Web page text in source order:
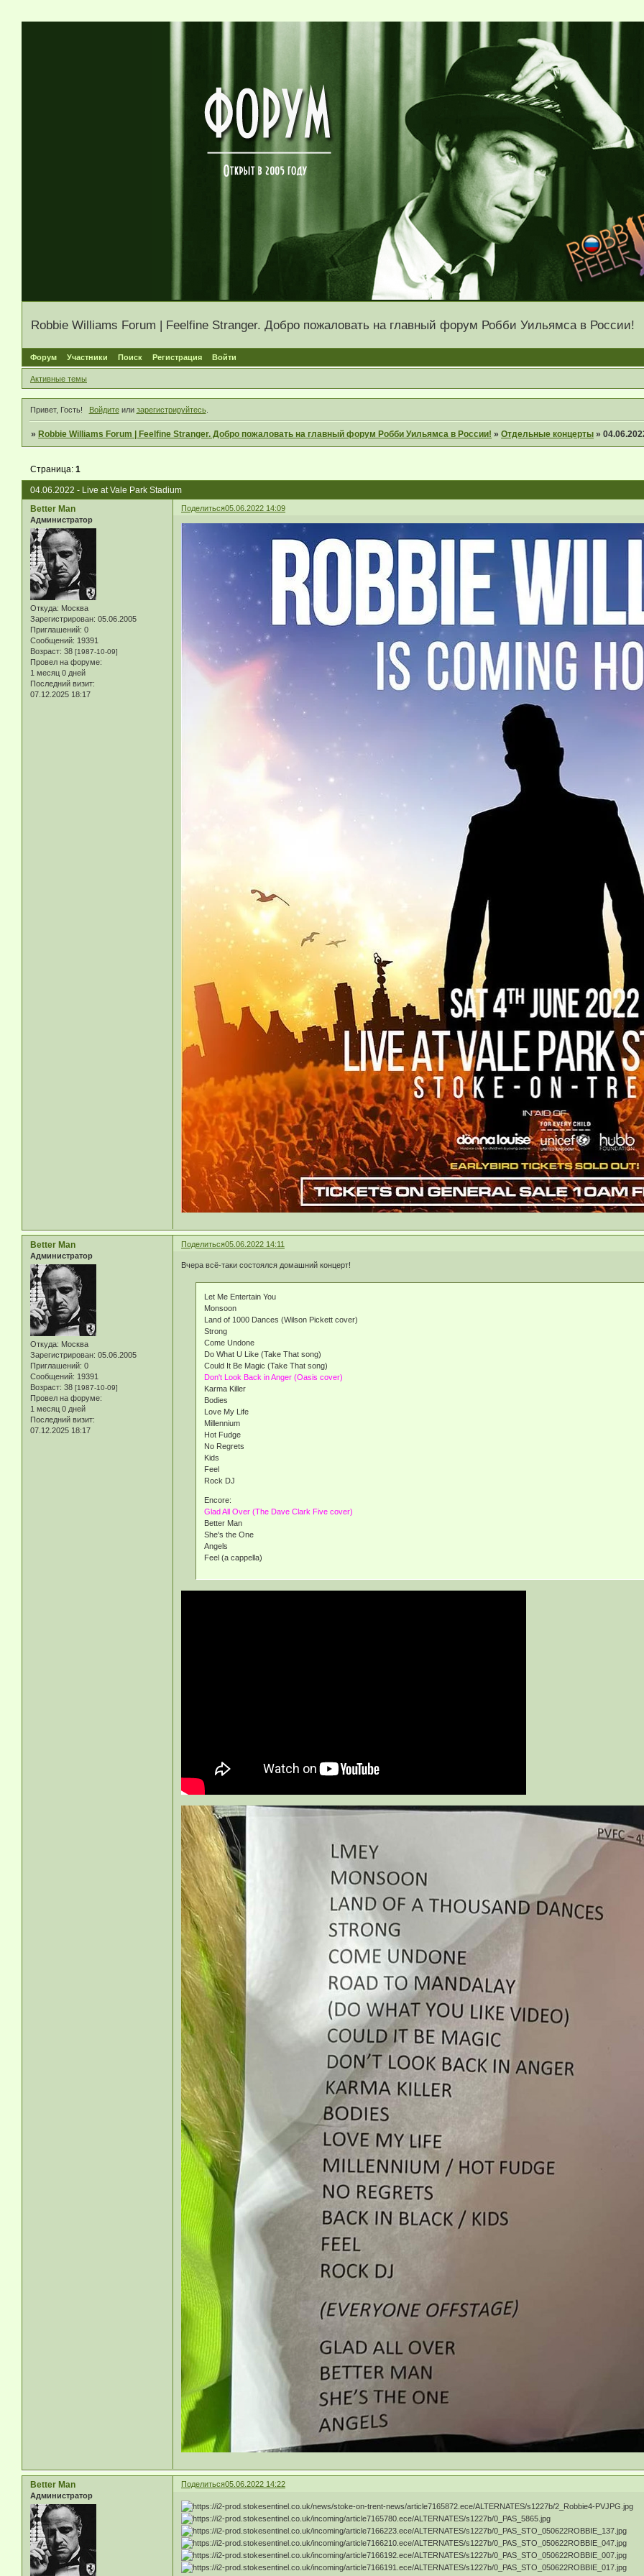
Robbie Williams Forum | Feelfine Stranger. Добро пожаловать на главный форум Робби Уильямса в России!
Форум Участники Поиск Регистрация Войти
Активные темы
Привет, Гость! Войдитеили зарегистрируйтесь.
» Robbie Williams Forum | Feelfine Stranger. Добро пожаловать на главный форум Робби Уильямса в России! »Отдельные концерты »
04.06.2022 - Live at Vale Park Stadium
Страница:1
Поделиться05.06.2022 14:09
Better Man
Администратор
Откуда: Москва
Зарегистрирован: 05.06.2005
Приглашений: 0
Сообщений: 19391
Возраст: 38 [1987-10-09]
Провел на форуме:
1 месяц 0 дней
Последний визит:
07.12.2025 18:17
Поделиться05.06.2022 14:11
Better Man
Администратор
Откуда: Москва
Зарегистрирован: 05.06.2005
Приглашений: 0
Сообщений: 19391
Возраст: 38 [1987-10-09]
Провел на форуме:
1 месяц 0 дней
Последний визит:
07.12.2025 18:17
Вчера всё-таки состоялся домашний концерт!
Let Me Entertain You
Monsoon
Land of 1000 Dances (Wilson Pickett cover)
Strong
Come Undone
Do What U Like (Take That song)
Could It Be Magic (Take That song)
Don't Look Back in Anger (Oasis cover)
Karma Killer
Bodies
Love My Life
Millennium
Hot Fudge
No Regrets
Kids
Feel
Rock DJ
Encore:
Glad All Over (The Dave Clark Five cover)
Better Man
She's the One
Angels
Feel (a cappella)
Поделиться05.06.2022 14:22
Better Man
Администратор